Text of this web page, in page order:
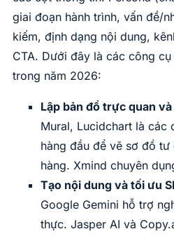
giai đoạn hành trình, vấn đề/
kiếm, định dạng nội dung,
CTA. Dưới đây là các công
trong năm 2026:
Lập bản đồ trực quan
Mural, Lucidchart là các
hàng đầu để vẽ sơ đồ tư
hàng. Xmind chuyên
Tạo nội dung và tối ưu
Google Gemini hỗ trợ
thực. Jasper AI và